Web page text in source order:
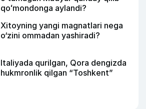
qoʻmondonga aylandi?
Xitoyning yangi magnatlari nega
o‘zini ommadan yashiradi?
Italiyada qurilgan, Qora dengizda
hukmronlik qilgan “Toshkent”